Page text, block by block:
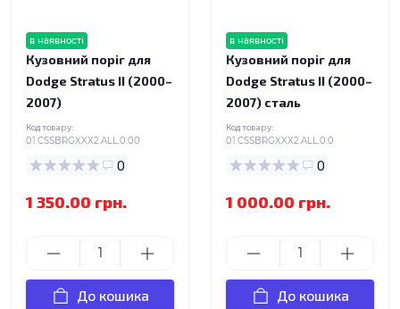
в наявності
Кузовний поріг для
Dodge Stratus II (2000–
2007)
Код товару:
01.CSSBRGXXX2.ALL.0.00
0
1 350.00 грн.
До кошика
в наявності
Кузовний поріг для
Dodge Stratus II (2000–
2007) сталь
Код товару:
01.CSSBRGXXX2.ALL.0.0
0
1 000.00 грн.
До кошика